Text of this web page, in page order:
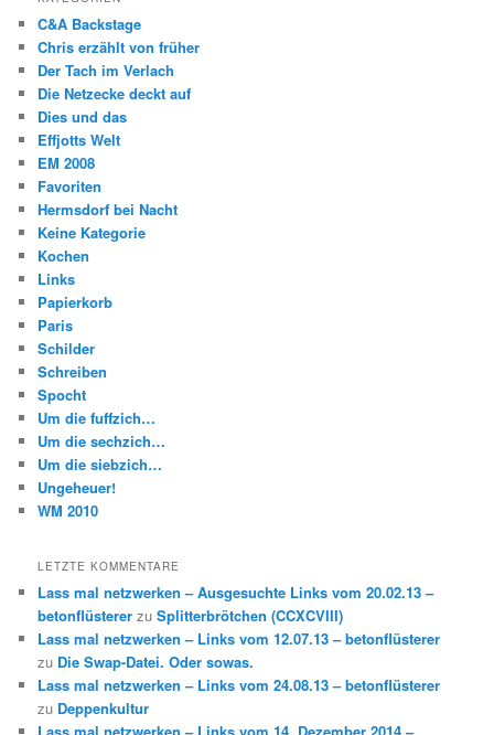
C&A Backstage
Chris erzählt von früher
Der Tach im Verlach
Die Netzecke deckt auf
Dies und das
Effjotts Welt
EM 2008
Favoriten
Hermsdorf bei Nacht
Keine Kategorie
Kochen
Links
Papierkorb
Paris
Schilder
Schreiben
Spocht
Um die fuffzich…
Um die sechzich…
Um die siebzich…
Ungeheuer!
WM 2010
LETZTE KOMMENTARE
Lass mal netzwerken – Ausgesuchte Links vom 20.02.13 –
betonflüsterer zuSplitterbrötchen (CCXCVIII)
Lass mal netzwerken – Links vom 12.07.13 – betonflüsterer
zu Die Swap-Datei. Oder sowas.
Lass mal netzwerken – Links vom 24.08.13 – betonflüsterer
zu Deppenkultur